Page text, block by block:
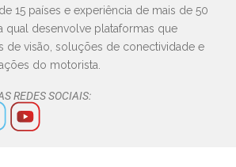
15 países e experiência de mais de 50
qual desenvolve plataformas que
de visão, soluções de conectividade e
do motorista.
REDES SOCIAIS: